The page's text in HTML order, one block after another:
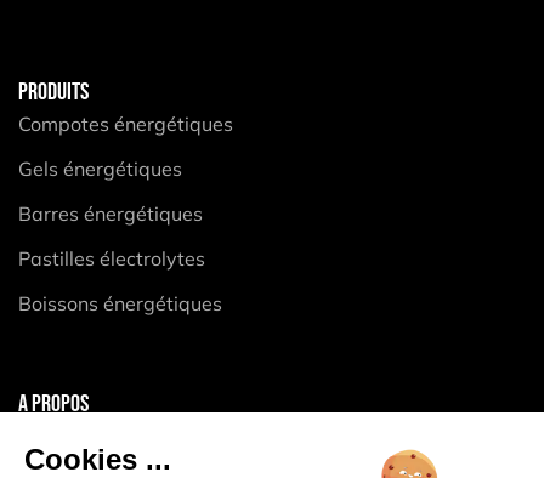
PRODUITS
Compotes énergétiques
Gels énergétiques
Barres énergétiques
Pastilles électrolytes
Boissons énergétiques
A PROPOS
Cookies ...